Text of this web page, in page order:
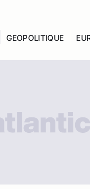
GEOPOLITIQUE